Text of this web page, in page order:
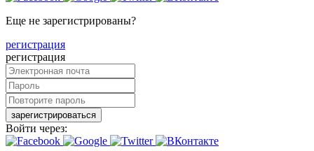
Еще не зарегистрированы?
регистрация
регистрация
зарегистрироваться
Войти через: